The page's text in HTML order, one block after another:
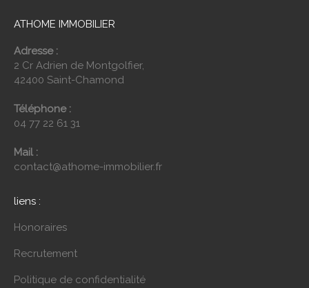
ATHOME IMMOBILIER
Adresse :
2 Cr Adrien de Montgolfier,
42400 Saint-Chamond
Téléphone :
04 77 22 61 31
Mail :
contact@athome-immobilier.fr
liens :
Honoraires
Recrutement
Politique de confidentialité